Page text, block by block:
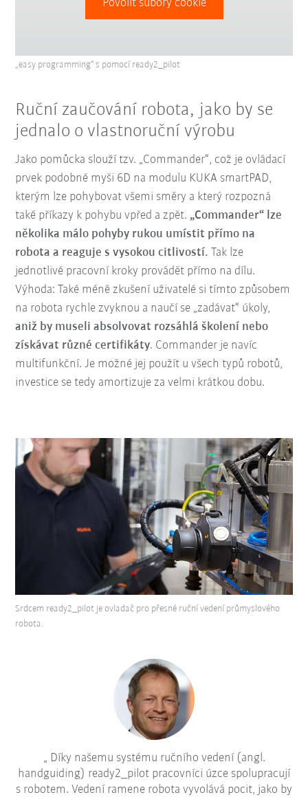
Povoliť súbory cookie
„easy programming“ s pomocí ready2_pilot
Ruční zaučování robota, jako by se
jednalo o vlastnoruční výrobu
Jako pomůcka slouží tzv. „Commander“, což je ovládací
prvek podobné myši 6D na modulu KUKA smartPAD,
kterým lze pohybovat všemi směry a který rozpozná
také příkazy k pohybu vpřed a zpět. „Commander“ lze
několika málo pohyby rukou umístit přímo na
robota a reaguje s vysokou citlivostí. Tak lze
jednotlivé pracovní kroky provádět přímo na dílu.
Výhoda: Také méně zkušení uživatelé si tímto způsobem
na robota rychle zvyknou a naučí se „zadávat“ úkoly,
aniž by museli absolvovat rozsáhlá školení nebo
získávat různé certifikáty. Commander je navíc
multifunkční. Je možné jej použít u všech typů robotů,
investice se tedy amortizuje za velmi krátkou dobu.
Srdcem ready2_pilot je ovladač pro přesné ruční vedení průmyslového
robota.
Díky našemu systému ručního vedení (angl.
handguiding) ready2_pilot pracovníci úzce spolupracují
s robotem. Vedení ramene robota vyvolává pocit, jako by